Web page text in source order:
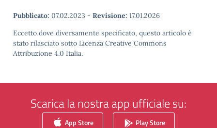
Pubblicato: 07.02.2023 - Revisione: 17.01.2026
Eccetto dove diversamente specificato, questo articolo è
stato rilasciato sotto Licenza Creative Commons
Attribuzione 4.0 Italia.
Scarica la nostra app ufficiale su:
App Store Play Store